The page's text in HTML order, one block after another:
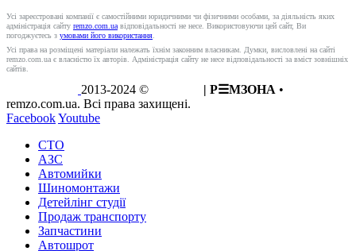
Усі зареєстровані компанії є самостійними юридичними чи фізичними особами, за діяльність яких
адміністрація сайту remzo.com.uaвідповідальності не несе. Використовуючи цей сайт, Ви
погоджуєтесь з умовами його використання.
Усі права на розміщені матеріали належать їхнім законним власникам. Думки, висловлені на сайті
remzo.com.ua є власністю їх авторів. Адміністрація сайту не несе відповідальності за вміст зовнішніх
сайтів.
2013-2024 © | Р☰МЗОНА •
remzo.com.ua. Всі права захищені.
FacebookYoutube
СТО
АЗС
Автомийки
Шиномонтажи
Детейлінг студії
Продаж транспорту
Запчастини
Автошрот